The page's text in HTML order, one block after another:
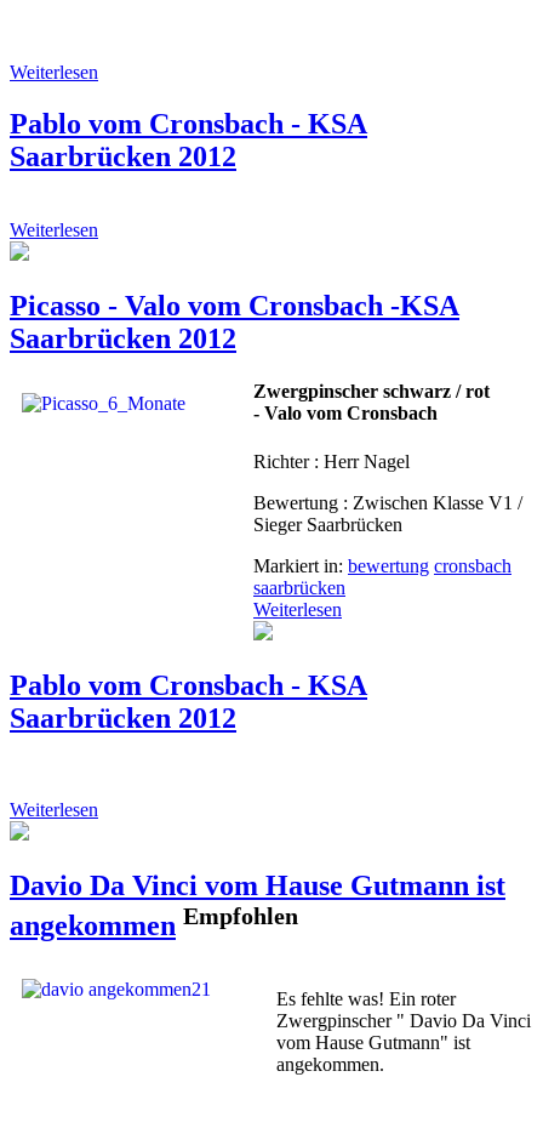
Weiterlesen
Pablo vom Cronsbach - KSA
Saarbrücken 2012
Weiterlesen
Picasso - Valo vom Cronsbach -KSA
Saarbrücken 2012
Zwergpinscher schwarz / rot
- Valo vom Cronsbach
Richter : Herr Nagel
Bewertung : Zwischen Klasse V1 /
Sieger Saarbrücken
Markiert in: bewertung cronsbach
saarbrücken
Weiterlesen
Pablo vom Cronsbach - KSA
Saarbrücken 2012
Weiterlesen
Davio Da Vinci vom Hause Gutmann ist
angekommen Empfohlen
Es fehlte was! Ein roter
Zwergpinscher " Davio Da Vinci
vom Hause Gutmann" ist
angekommen.